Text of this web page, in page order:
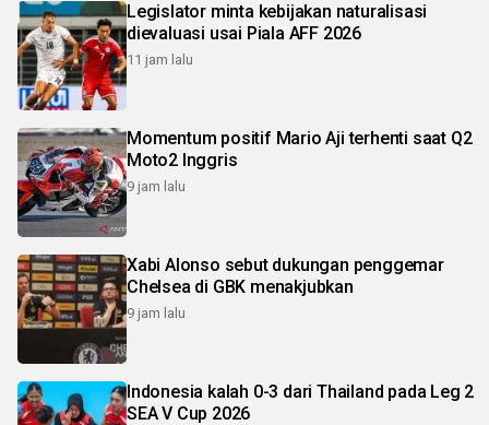
Legislator minta kebijakan naturalisasi
dievaluasi usai Piala AFF 2026
11 jam lalu
Momentum positif Mario Aji terhenti saat Q2
Moto2 Inggris
9 jam lalu
Xabi Alonso sebut dukungan penggemar
Chelsea di GBK menakjubkan
9 jam lalu
Indonesia kalah 0-3 dari Thailand pada Leg 2
SEA V Cup 2026